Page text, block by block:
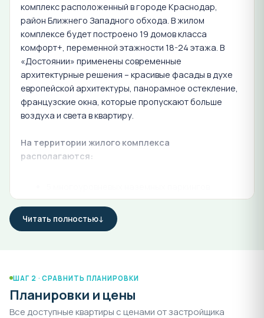
комплекс расположенный в городе Краснодар,
район Ближнего Западного обхода. В жилом
комплексе будет построено 19 домов класса
комфорт+, переменной этажности 18-24 этажа. В
«Достоянии» применены современные
архитектурные решения – красивые фасады в духе
европейской архитектуры, панорамное остекление,
французские окна, которые пропускают больше
воздуха и света в квартиру.
На территории жилого комплекса
располагаются:
3 детских сада на 900мест
зеленые аллеи с ландшафтным дизайном
Читать полностью
ШАГ 2 · СРАВНИТЬ ПЛАНИРОВКИ
Планировки и цены
Все доступные квартиры с ценами от застройщика